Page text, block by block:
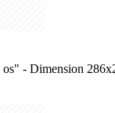
- Dimension